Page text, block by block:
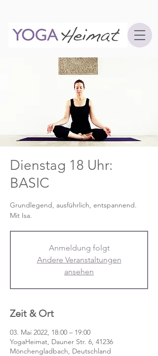
Dienstag 18 Uhr:
BASIC
Grundlegend, ausführlich, entspannend.
Mit Isa.
Anmeldung folgt
Andere Veranstaltungen
ansehen
Zeit & Ort
03. Mai 2022, 18:00 – 19:00
YogaHeimat, Dauner Str. 6, 41236
Mönchengladbach, Deutschland